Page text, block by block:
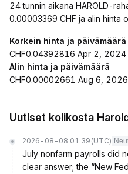
24 tunnin aikana HAROLD-
0.00003369 CHF ja alin hinta
Korkein hinta ja päivämäärä
CHF0.04392816 Apr 2, 2024
Alin hinta ja päivämäärä
CHF0.00002661 Aug 6, 2026
Uutiset kolikosta
2026-08-08 01:39 (UTC)
July nonfarm payrolls did
clear answer; the “New